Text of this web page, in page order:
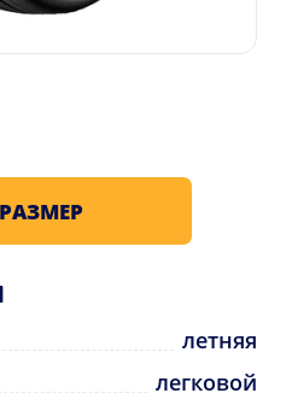
летняя
легковой